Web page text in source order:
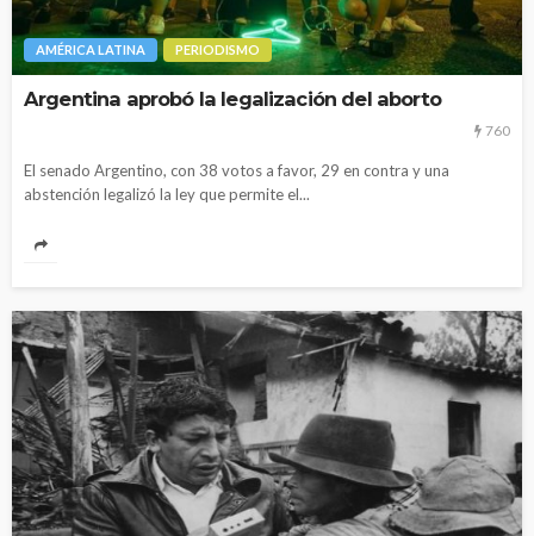
AMÉRICA LATINA PERIODISMO
Argentina aprobó la legalización del aborto
760
El senado Argentino, con 38 votos a favor, 29 en contra y una
abstención legalizó la ley que permite el...